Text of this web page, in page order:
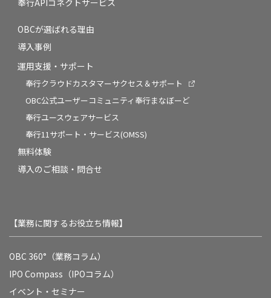
OBCが選ばれる理由
導入事例
運用支援・サポート
奉行クラウドカスタマーサクセス＆サポート
OBC公式ユーザーコミュニティ奉行まなぼーど
奉行ユースウェアサービス
奉行11サポート・サービス(OMSS)
無料体験
導入のご相談・問合せ
【業務に関するお役立ち情報】
OBC 360°（業務コラム）
IPO Compass（IPOコラム）
イベント・セミナー